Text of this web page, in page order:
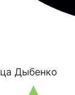
Дыбенко